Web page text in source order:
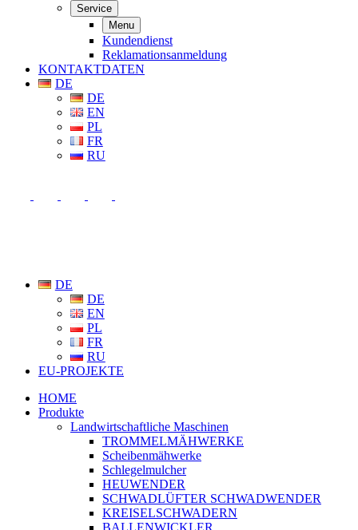
Service
Menu
Kundendienst
Reklamationsanmeldung
KONTAKTDATEN
DE
DE
EN
PL
FR
RU
DE
DE
EN
PL
FR
RU
EU-PROJEKTE
HOME
Produkte
Landwirtschaftliche Maschinen
TROMMELMÄHWERKE
Scheibenmähwerke
Schlegelmulcher
HEUWENDER
SCHWADLÜFTER SCHWADWENDER
KREISELSCHWADERN
BALLENWICKLER